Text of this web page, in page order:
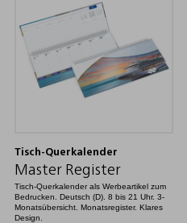
Tisch-Querkalender
Master Register
Tisch-Querkalender als Werbeartikel zum
Bedrucken. Deutsch (D). 8 bis 21 Uhr. 3-
Monatsübersicht. Monatsregister. Klares
Design.